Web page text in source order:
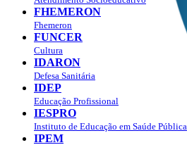
FHEMERON
Fhemeron
FUNCER
Cultura
IDARON
Defesa Sanitária
IDEP
Educação Profissional
IESPRO
Instituto de Educação em Saúde Pública
IPEM